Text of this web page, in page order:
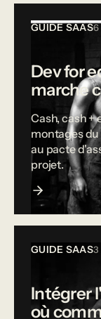
GUIDE SAAS6
Dev for
marche
Cash, cash +
montages
au pacte
projet.
GUIDE SAAS3
Intégrer
où